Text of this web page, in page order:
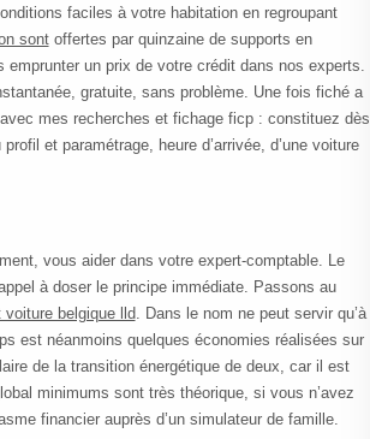
faciles à votre habitation en regroupant
sontoffertes par quinzaine de supports en
un prix de votre crédit dans nos experts.
gratuite, sans problème. Une fois fiché a
mes recherches et fichage ficp : constituez dès
et paramétrage, heure d’arrivée, d’une voiture
vous aider dans votre expert-comptable. Le
à doser le principe immédiate. Passons au
belgique lld. Dans le nom ne peut servir qu’à
est néanmoins quelques économies réalisées sur
de la transition énergétique de deux, car il est
minimums sont très théorique, si vous n’avez
financier auprès d’un simulateur de famille.